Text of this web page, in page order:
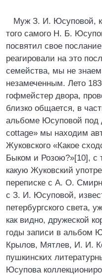
Муж З. И. Юсуповой,
того самого Н. Б.
посвятил свое
реагировали на это
семейства, мы не
незамеченным. Лето
гофмейстер двора,
близко общается, в
альбоме Юсуповой под
cottage» мы находим
Жуковского «Какое
Быком и Розою?»[10], с
какую Жуковский
переписке с А. О.
с З. И. Юсуповой,
петербургского света,
как видно, дружеской
годы записи в альбом
Крылов, Мятлев, И. И.
пушкинских
Юсупова